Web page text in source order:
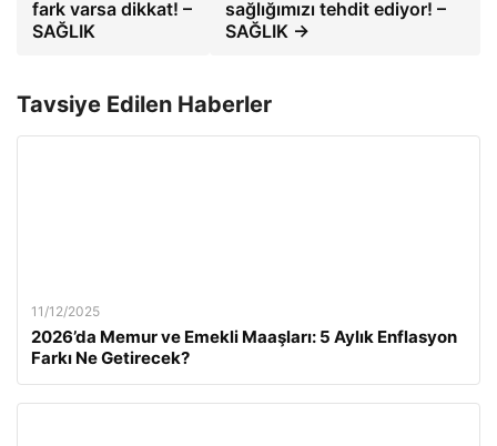
fark varsa dikkat! –
SAĞLIK
sağlığımızı tehdit ediyor! –
SAĞLIK →
Tavsiye Edilen Haberler
11/12/2025
2026’da Memur ve Emekli Maaşları: 5 Aylık Enflasyon
Farkı Ne Getirecek?